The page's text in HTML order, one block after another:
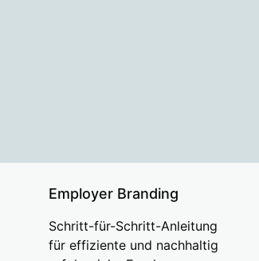
Employer Branding
Schritt-für-Schritt-Anleitung
für effiziente und nachhaltig